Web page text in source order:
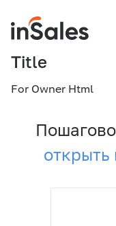
Title
For Owner Html
открыть